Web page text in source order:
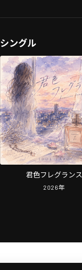
シングル
君色フレグランス
2026年